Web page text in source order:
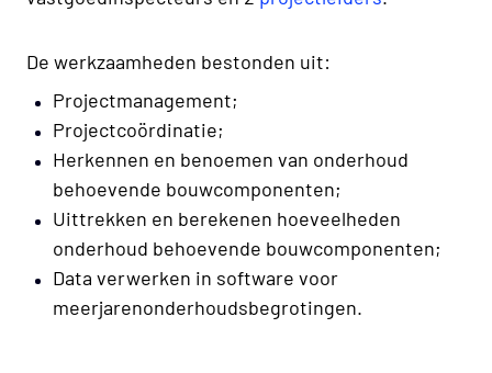
De werkzaamheden bestonden uit:
Projectmanagement;
Projectcoördinatie;
Herkennen en benoemen van onderhoud
behoevende bouwcomponenten;
Uittrekken en berekenen hoeveelheden
onderhoud behoevende bouwcomponenten;
Data verwerken in software voor
meerjarenonderhoudsbegrotingen.